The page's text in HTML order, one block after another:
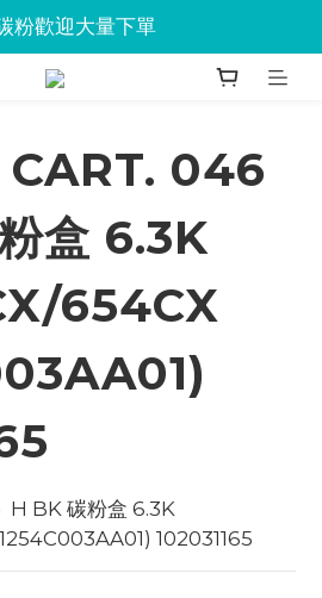
企業優惠已抵達Union
粉歡迎大量下單
備企業優惠已抵達Union
046
盒 6.3K
654CX
H BK 碳粉盒 6.3K
102031165